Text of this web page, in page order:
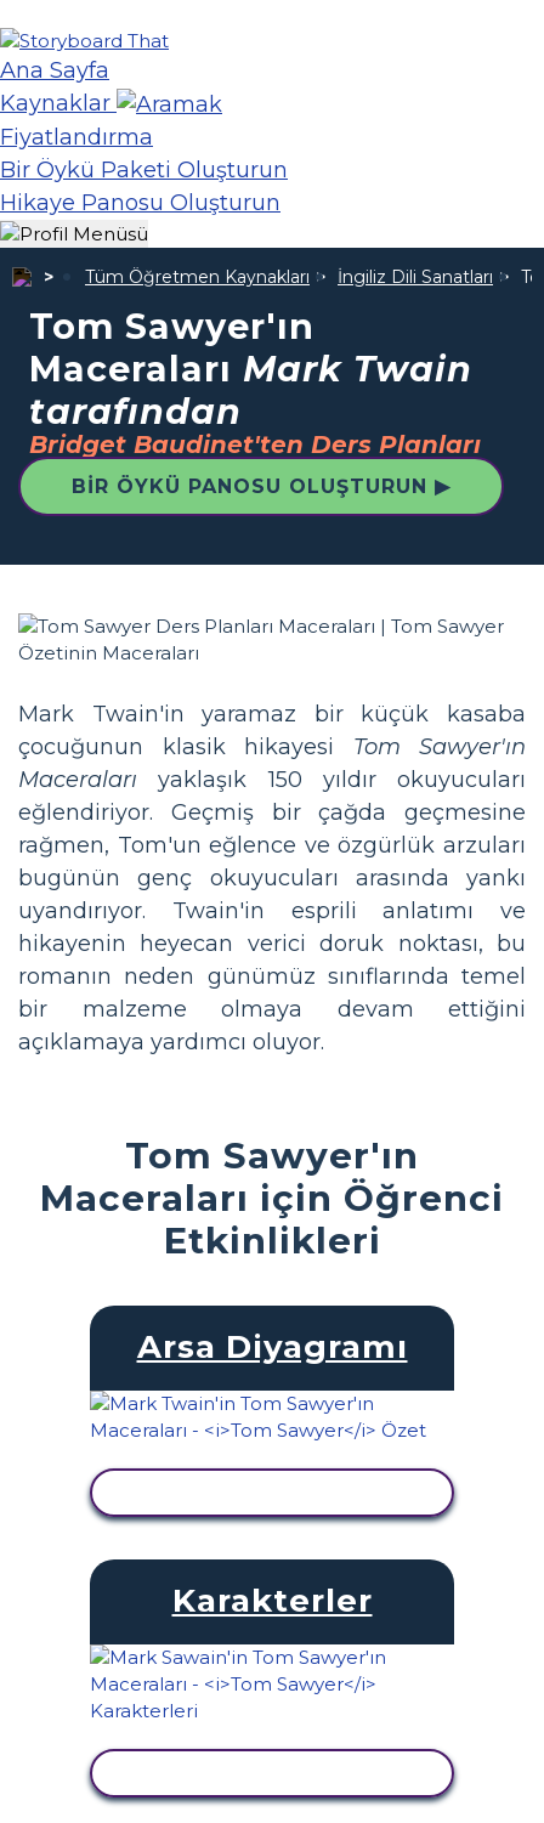
Ana Sayfa
Kaynaklar
Fiyatlandırma
Bir Öykü Paketi Oluşturun
Hikaye Panosu Oluşturun
Tüm Öğretmen Kaynakları İngiliz Dili Sanatları
Tom Sawyer'ın
Maceraları Mark Twain
tarafından
Bridget Baudinet'ten Ders Planları
BIR ÖYKÜ PANOSU OLUŞTURUN ▶
Mark Twain'in yaramaz bir küçük kasaba
çocuğunun klasik hikayesi Tom Sawyer'ın
Maceraları yaklaşık 150 yıldır okuyucuları
eğlendiriyor. Geçmiş bir çağda geçmesine
rağmen, Tom'un eğlence ve özgürlük arzuları
bugünün genç okuyucuları arasında yankı
uyandırıyor. Twain'in esprili anlatımı ve
hikayenin heyecan verici doruk noktası, bu
romanın neden günümüz sınıflarında temel
bir malzeme olmaya devam ettiğini
açıklamaya yardımcı oluyor.
Tom Sawyer'ın
Maceraları için Öğrenci
Etkinlikleri
Arsa Diyagramı
Karakterler